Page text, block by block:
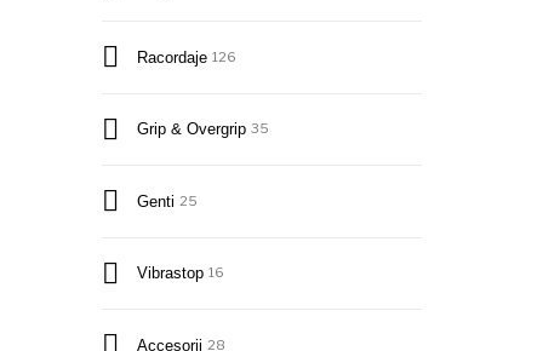
Racordaje 126
Grip & Overgrip 35
Genti 25
Vibrastop 16
Accesorii 28